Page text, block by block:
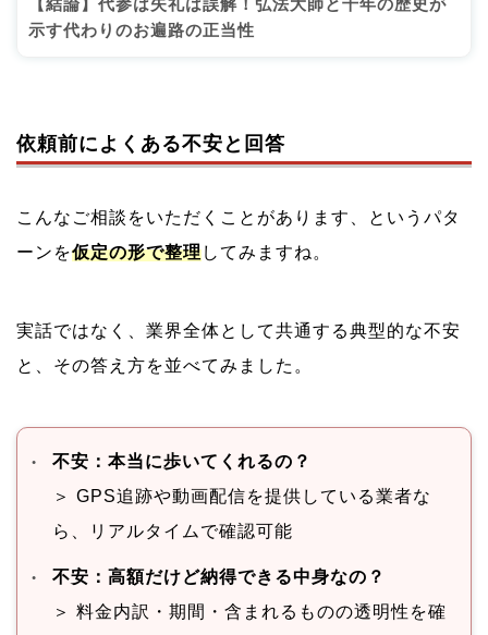
【結論】代参は失礼は誤解！弘法大師と千年の歴史が
示す代わりのお遍路の正当性
依頼前によくある不安と回答
こんなご相談をいただくことがあります、というパタ
ーンを仮定の形で整理してみますね。
実話ではなく、業界全体として共通する典型的な不安
と、その答え方を並べてみました。
不安：本当に歩いてくれるの？
＞ GPS追跡や動画配信を提供している業者な
ら、リアルタイムで確認可能
不安：高額だけど納得できる中身なの？
＞ 料金内訳・期間・含まれるものの透明性を確